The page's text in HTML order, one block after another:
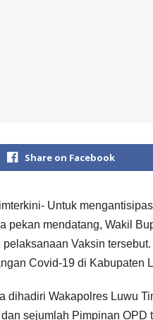
Share on Facebook
Untuk
pekan mendatang, Wakil
pelaksanaan Vaksin
Covid-19 di Kabupaten
dihadiri Wakapolres Luwu
sejumlah Pimpinan OPD